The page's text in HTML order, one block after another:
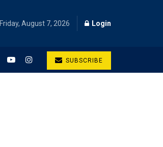
Friday, August 7, 2026 Login
SUBSCRIBE